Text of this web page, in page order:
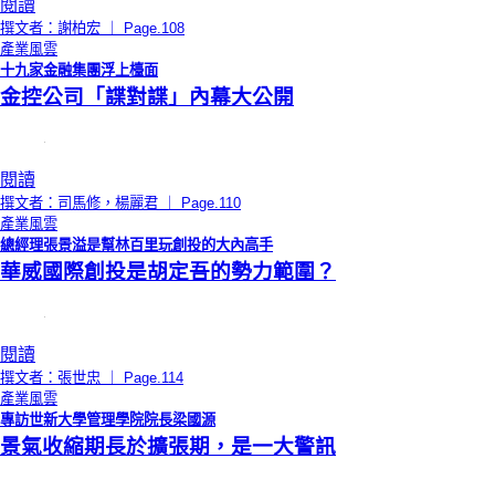
閱讀
撰文者：謝柏宏 ｜ Page.108
產業風雲
十九家金融集團浮上檯面
金控公司「諜對諜」內幕大公開
閱讀
撰文者：司馬修，楊麗君 ｜ Page.110
產業風雲
總經理張景溢是幫林百里玩創投的大內高手
華威國際創投是胡定吾的勢力範圍？
閱讀
撰文者：張世忠 ｜ Page.114
產業風雲
專訪世新大學管理學院院長梁國源
景氣收縮期長於擴張期，是一大警訊